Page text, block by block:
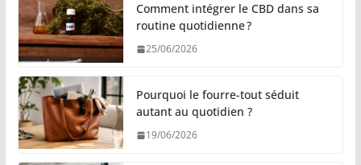
Comment intégrer le CBD dans sa
routine quotidienne ?
25/06/2026
Pourquoi le fourre-tout séduit
autant au quotidien ?
19/06/2026